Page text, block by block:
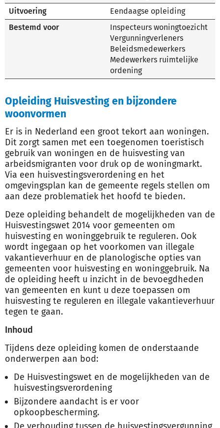
Uitvoering
Eendaagse opleiding
Bestemd voor
Inspecteurs woningtoezicht
Vergunningverleners
Beleidsmedewerkers
Medewerkers ruimtelijke
ordening
Opleiding Huisvesting en bijzondere
woonvormen
Er is in Nederland een groot tekort aan woningen.
Dit zorgt samen met een toegenomen toeristisch
gebruik van woningen en de huisvesting van
arbeidsmigranten voor druk op de woningmarkt.
Via een huisvestingsverordening en het
omgevingsplan kan de gemeente regels stellen om
aan deze problematiek het hoofd te bieden.
Deze opleiding behandelt de mogelijkheden van de
Huisvestingswet 2014 voor gemeenten om
huisvesting en woninggebruik te reguleren. Ook
wordt ingegaan op het voorkomen van illegale
vakantieverhuur en de planologische opties van
gemeenten voor huisvesting en woninggebruik. Na
de opleiding heeft u inzicht in de bevoegdheden
van gemeenten en kunt u deze toepassen om
huisvesting te reguleren en illegale vakantieverhuur
tegen te gaan.
Inhoud
Tijdens deze opleiding komen de onderstaande
onderwerpen aan bod:
De Huisvestingswet en de mogelijkheden van de
huisvestingsverordening
Bijzondere aandacht is er voor
opkoopbescherming.